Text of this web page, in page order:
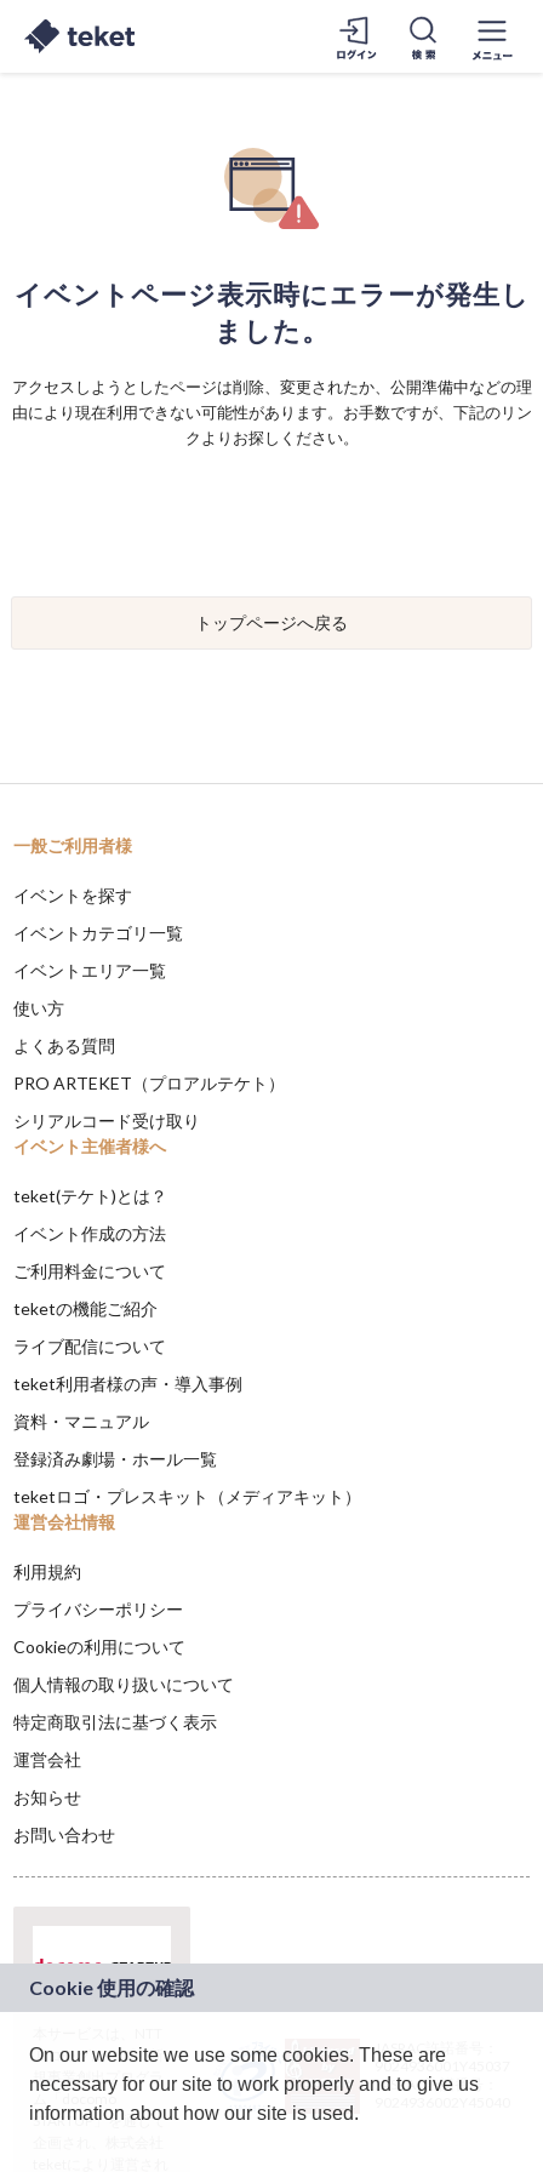
イベントページ表示時にエラーが発生し
ました。
アクセスしようとしたページは削除、変更されたか、公開準備中などの理
由により現在利用できない可能性があります。お手数ですが、下記のリン
クよりお探しください。
トップページへ戻る
一般ご利用者様
イベントを探す
イベントカテゴリ一覧
イベントエリア一覧
使い方
よくある質問
PRO ARTEKET（プロアルテケト）
シリアルコード受け取り
イベント主催者様へ
teket(テケト)とは？
イベント作成の方法
ご利用料金について
teketの機能ご紹介
ライブ配信について
teket利用者様の声・導入事例
資料・マニュアル
登録済み劇場・ホール一覧
teketロゴ・プレスキット（メディアキット）
運営会社情報
利用規約
プライバシーポリシー
Cookieの利用について
個人情報の取り扱いについて
特定商取引法に基づく表示
運営会社
お知らせ
お問い合わせ
ドコモグループの新
規事業創出プログラ
ム「docomo
STARTUP」を通じて
JASRAC許諾番号：
9024936001Y45037
JASRAC許諾番号：
On our website we use some cookies. These are
necessary for our site to work properly and to give us
information about how our site is used.